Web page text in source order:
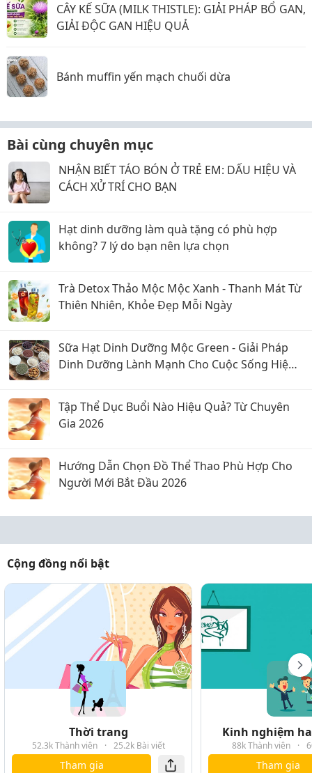
CÂY KẾ SỮA (MILK THISTLE): GIẢI PHÁP BỔ GAN,
GIẢI ĐỘC GAN HIỆU QUẢ
Bánh muffin yến mạch chuối dừa
Bài cùng chuyên mục
NHẬN BIẾT TÁO BÓN Ở TRẺ EM: DẤU HIỆU VÀ
CÁCH XỬ TRÍ CHO BẠN
Hạt dinh dưỡng làm quà tặng có phù hợp
không? 7 lý do bạn nên lựa chọn
Trà Detox Thảo Mộc Mộc Xanh - Thanh Mát Từ
Thiên Nhiên, Khỏe Đẹp Mỗi Ngày
Sữa Hạt Dinh Dưỡng Mộc Green - Giải Pháp
Dinh Dưỡng Lành Mạnh Cho Cuộc Sống Hiện
Tập Thể Dục Buổi Nào Hiệu Quả? Từ Chuyên
Gia 2026
Hướng Dẫn Chọn Đồ Thể Thao Phù Hợp Cho
Người Mới Bắt Đầu 2026
Cộng đồng nổi bật
Thời trang
52.3k Thành viên · 25.2k Bài viết
Tham gia
Kinh nghiệm
88k Thành viên ·
Tham gia